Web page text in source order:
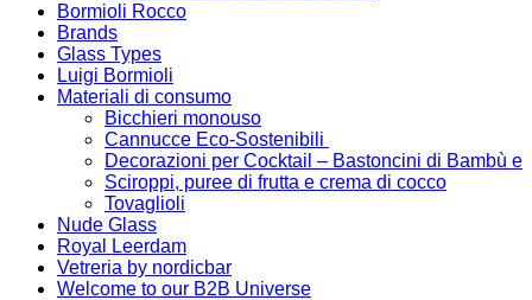
Bormioli Rocco
Brands
Glass Types
Luigi Bormioli
Materiali di consumo
Bicchieri monouso
Cannucce Eco-Sostenibili
Decorazioni per Cocktail – Bastoncini di Bambù e
Sciroppi, puree di frutta e crema di cocco
Tovaglioli
Nude Glass
Royal Leerdam
Vetreria by nordicbar
Welcome to our B2B Universe